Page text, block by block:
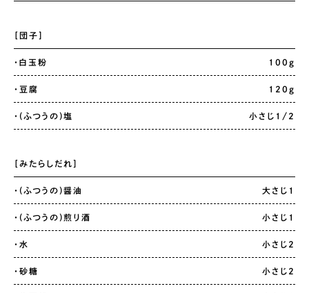
［団子］
・白玉粉 100g
・豆腐 120g
・(ふつうの)塩 小さじ1/2
［みたらしだれ］
・(ふつうの)醤油 大さじ1
・(ふつうの)煎り酒 小さじ1
・水 小さじ2
・砂糖 小さじ2